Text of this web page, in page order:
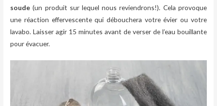
soude (un produit sur lequel nous reviendrons!). Cela provoque
une réaction effervescente qui débouchera votre évier ou votre
lavabo. Laisser agir 15 minutes avant de verser de l’eau bouillante
pour évacuer.